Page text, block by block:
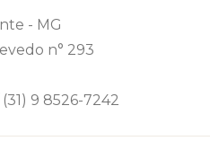
- MG
n° 293
9 8526-7242